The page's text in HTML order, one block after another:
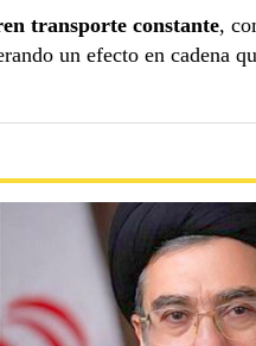
transporte constante,
un efecto en cadena